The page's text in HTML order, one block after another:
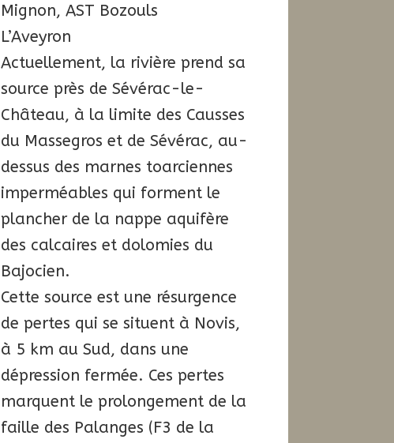
Mignon, AST Bozouls
L’Aveyron
Actuellement, la rivière prend sa
source près de Sévérac-le-
Château, à la limite des Causses
du Massegros et de Sévérac, au-
dessus des marnes toarciennes
imperméables qui forment le
plancher de la nappe aquifère
des calcaires et dolomies du
Bajocien.
Cette source est une résurgence
de pertes qui se situent à Novis,
à 5 km au Sud, dans une
dépression fermée. Ces pertes
marquent le prolongement de la
faille des Palanges (F3 de la